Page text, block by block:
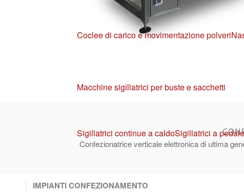
Coclee di carico e movimentazione polveri
Macchine sigillatrici per buste e sacchetti
Sigillatrici continue a caldoSigillatrici a pedale
IMPIANTI CONFEZIONAMENTO
Confezionatrice verticale elettronica di ultima